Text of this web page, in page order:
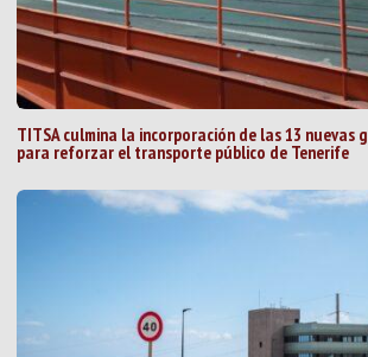
TITSA culmina la incorporación de las 13 nuevas
para reforzar el transporte público de Tenerife